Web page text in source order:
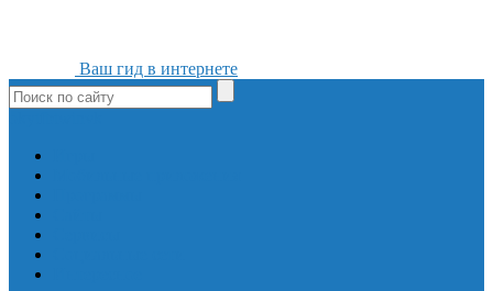
Ваш гид в интернете